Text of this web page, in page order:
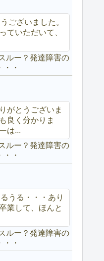
ございました。
ていただいて、
ルー？発達障害の
・
がとうございま
良く分かりま
は...
ルー？発達障害の
・
うる・・・あり
業して、ほんと
ルー？発達障害の
・